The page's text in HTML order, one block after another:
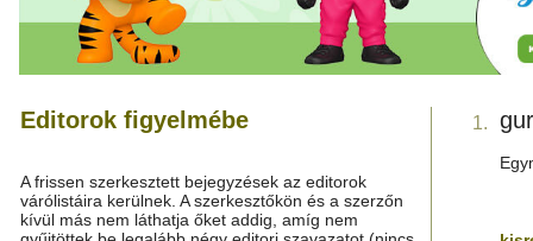
Editorok figyelmébe
A frissen szerkesztett bejegyzések az editorok
várólistáira kerülnek. A szerkesztőkön és a szerzőn
kívül más nem láthatja őket addig, amíg nem
1.